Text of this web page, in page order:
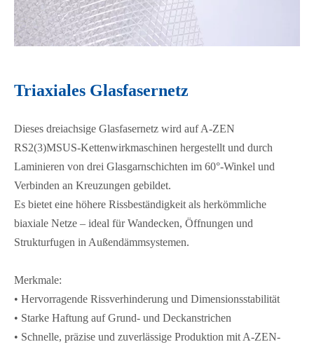
Triaxiales Glasfasernetz
Dieses dreiachsige Glasfasernetz wird auf A-ZEN
RS2(3)MSUS-Kettenwirkmaschinen hergestellt und durch
Laminieren von drei Glasgarnschichten im 60°-Winkel und
Verbinden an Kreuzungen gebildet.
Es bietet eine höhere Rissbeständigkeit als herkömmliche
biaxiale Netze – ideal für Wandecken, Öffnungen und
Strukturfugen in Außendämmsystemen.
Merkmale:
• Hervorragende Rissverhinderung und Dimensionsstabilität
• Starke Haftung auf Grund- und Deckanstrichen
• Schnelle, präzise und zuverlässige Produktion mit A-ZEN-